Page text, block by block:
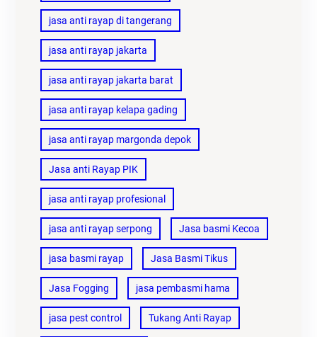
jasa anti rayap di tangerang
jasa anti rayap jakarta
jasa anti rayap jakarta barat
jasa anti rayap kelapa gading
jasa anti rayap margonda depok
Jasa anti Rayap PIK
jasa anti rayap profesional
jasa anti rayap serpong Jasa basmi Kecoa
jasa basmi rayap Jasa Basmi Tikus
Jasa Fogging jasa pembasmi hama
jasa pest control Tukang Anti Rayap